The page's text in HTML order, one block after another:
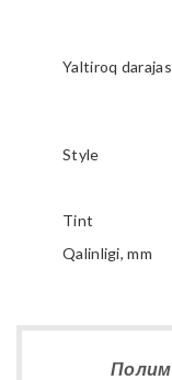
Yaltiroq
Style
Tint
Qalinligi, mm